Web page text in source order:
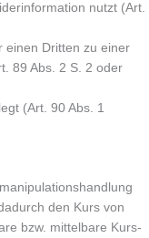
nutzt (Art.
einen Dritten zu einer
89 Abs. 2 S. 2 oder
(Art. 90 Abs. 1
den Kurs von
bzw. mittelbare Kurs-